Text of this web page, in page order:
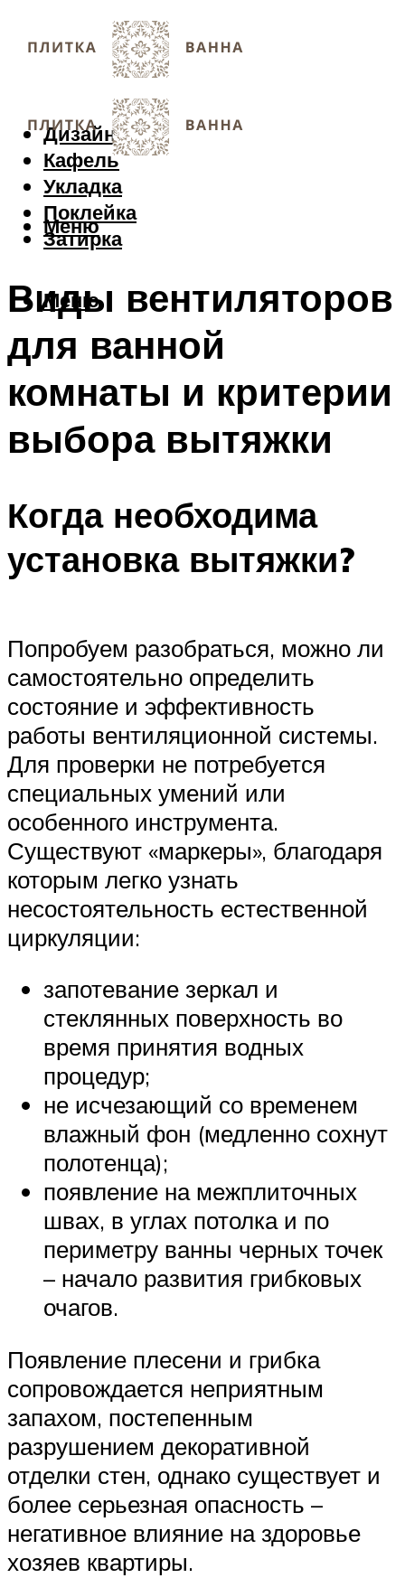
Дизайн
Кафель
Укладка
Поклейка
Затирка
Меню
Меню
Виды вентиляторов
для ванной
комнаты и критерии
выбора вытяжки
Когда необходима
установка вытяжки?
Попробуем разобраться, можно ли
самостоятельно определить
состояние и эффективность
работы вентиляционной системы.
Для проверки не потребуется
специальных умений или
особенного инструмента.
Существуют «маркеры», благодаря
которым легко узнать
несостоятельность естественной
циркуляции:
запотевание зеркал и
стеклянных поверхность во
время принятия водных
процедур;
не исчезающий со временем
влажный фон (медленно сохнут
полотенца);
появление на межплиточных
швах, в углах потолка и по
периметру ванны черных точек
– начало развития грибковых
очагов.
Появление плесени и грибка
сопровождается неприятным
запахом, постепенным
разрушением декоративной
отделки стен, однако существует и
более серьезная опасность –
негативное влияние на здоровье
хозяев квартиры.